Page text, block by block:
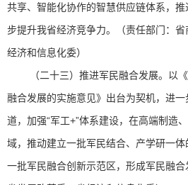
共享、智能化协作的智慧供应链体系，
步提升我省经济竞争力。（责任部门：
经济和信息化委）
（二十三）推进军民融合发展。以
融合发展的实施意见》出台为契机，进一
道，加强“军工+”体系建设，在高端制造
域，推动建立一批军民结合、产学研一
一批军民融合创新示范区，形成军民融合